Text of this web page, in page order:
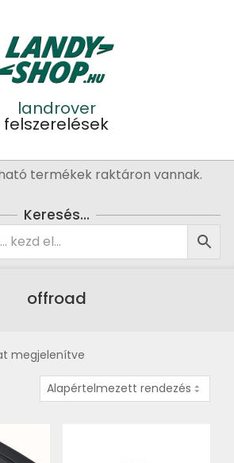
landrover
felszerelések
termékek raktáron vannak.
Keresés…
offroad
megjelenítve